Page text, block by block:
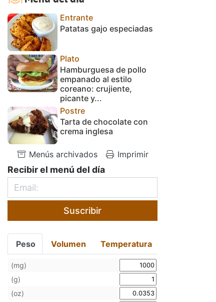
Entrante
Patatas gajo especiadas
Plato
Hamburguesa de pollo
empanado al estilo
coreano: crujiente,
picante y...
Postre
Tarta de chocolate con
crema inglesa
Menús archivados Imprimir
Recibir el menú del día
Suscribir
Peso Volumen Temperatura
(mg)
(g)
(oz)